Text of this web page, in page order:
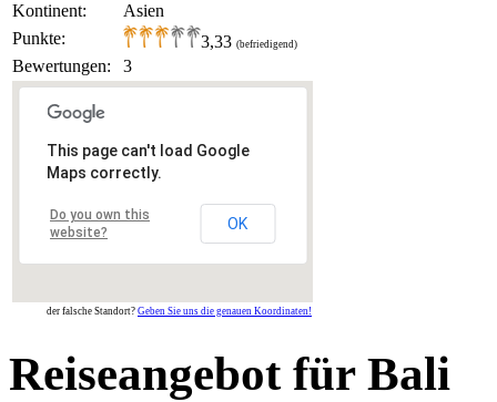
Kontinent:
Asien
Punkte:
3,33 (befriedigend)
Bewertungen: 3
This page can't load Google
Maps correctly.
Do you own this
website?
OK
der falsche Standort? Geben Sie uns die genauen Koordinaten!
Reiseangebot für Bali